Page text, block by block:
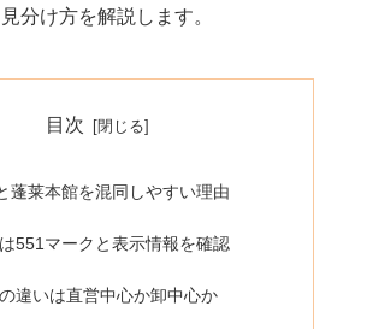
分け方を解説します。
目次
蓬莱本館を混同しやすい理由
551マークと表示情報を確認
違いは直営中心か卸中心か